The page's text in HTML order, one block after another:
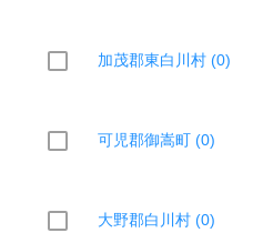
加茂郡東白川村 (0)
可児郡御嵩町 (0)
大野郡白川村 (0)